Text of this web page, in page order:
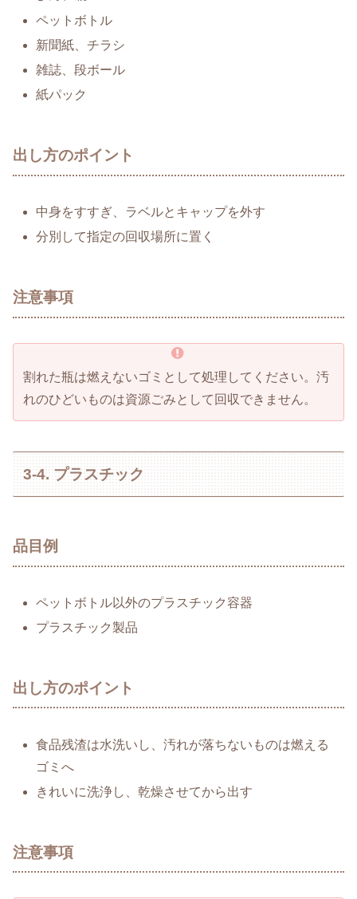
ペットボトル
新聞紙、チラシ
雑誌、段ボール
紙パック
出し方のポイント
中身をすすぎ、ラベルとキャップを外す
分別して指定の回収場所に置く
注意事項
割れた瓶は燃えないゴミとして処理してください。汚
れのひどいものは資源ごみとして回収できません。
3-4. プラスチック
品目例
ペットボトル以外のプラスチック容器
プラスチック製品
出し方のポイント
食品残渣は水洗いし、汚れが落ちないものは燃える
ゴミへ
きれいに洗浄し、乾燥させてから出す
注意事項